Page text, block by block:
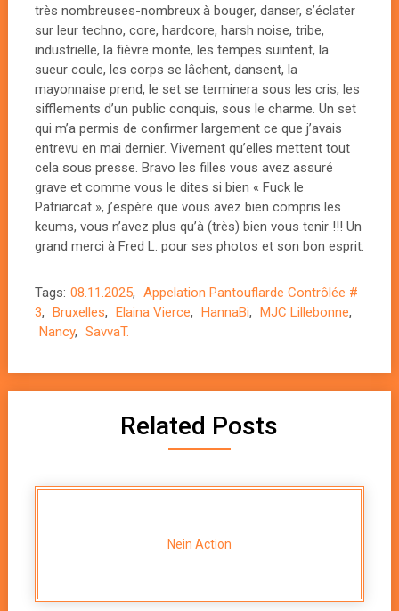
très nombreuses-nombreux à bouger, danser, s’éclater
sur leur techno, core, hardcore, harsh noise, tribe,
industrielle, la fièvre monte, les tempes suintent, la
sueur coule, les corps se lâchent, dansent, la
mayonnaise prend, le set se terminera sous les cris, les
sifflements d’un public conquis, sous le charme. Un set
qui m’a permis de confirmer largement ce que j’avais
entrevu en mai dernier. Vivement qu’elles mettent tout
cela sous presse. Bravo les filles vous avez assuré
grave et comme vous le dites si bien « Fuck le
Patriarcat », j’espère que vous avez bien compris les
keums, vous n’avez plus qu’à (très) bien vous tenir !!! Un
grand merci à Fred L. pour ses photos et son bon esprit.
Tags: 08.11.2025, Appelation Pantouflarde Contrôlée #
3, Bruxelles, Elaina Vierce, HannaBi, MJC Lillebonne,
Nancy, SavvaT.
Related Posts
Nein Action